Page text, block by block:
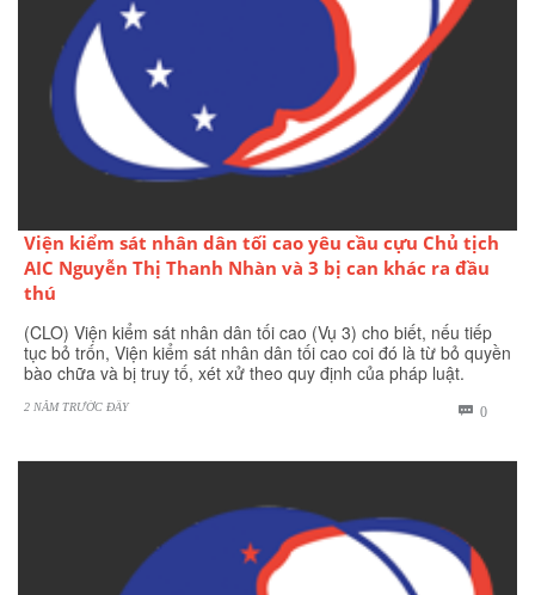
Viện kiểm sát nhân dân tối cao yêu cầu cựu Chủ tịch
AIC Nguyễn Thị Thanh Nhàn và 3 bị can khác ra đầu
thú
(CLO) Viện kiểm sát nhân dân tối cao (Vụ 3) cho biết, nếu tiếp
tục bỏ trốn, Viện kiểm sát nhân dân tối cao coi đó là từ bỏ quyền
bào chữa và bị truy tố, xét xử theo quy định của pháp luật.
2 NĂM TRƯỚC ĐÂY  0BÌNH